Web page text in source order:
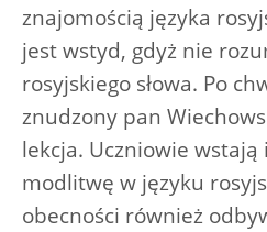
znajomością języka
jest wstyd, gdyż nie
rosyjskiego słowa. Po
znudzony pan
lekcja. Uczniowie
modlitwę w języku
obecności również